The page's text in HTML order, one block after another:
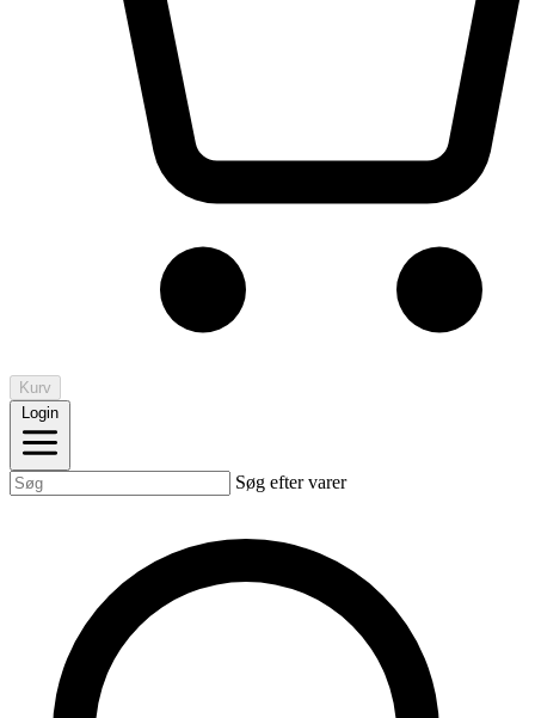
Kurv
Login
Søg efter varer